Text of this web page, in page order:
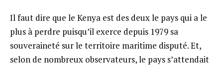
Il faut dire que le Kenya est des deux le pays qui a le
plus à perdre puisqu’il exerce depuis 1979 sa
souveraineté sur le territoire maritime disputé. Et,
selon de nombreux observateurs, le pays s’attendait